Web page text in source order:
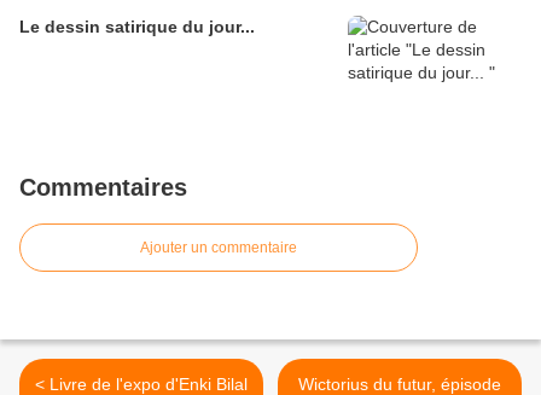
Le dessin satirique du jour...
Commentaires
Ajouter un commentaire
< Livre de l'expo d'Enki Bilal Wictorius du futur, épisode